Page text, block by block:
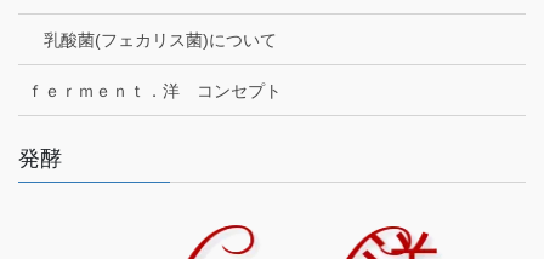
乳酸菌(フェカリス菌)について
ｆｅｒｍｅｎｔ．洋 コンセプト
発酵